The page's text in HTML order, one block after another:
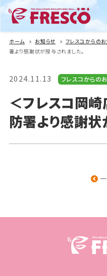
ホーム お知らせ フレスコからの
署より感謝状が授与されました。
2024.11.13 フレスコからの
＜フレスコ岡
防署より感謝状